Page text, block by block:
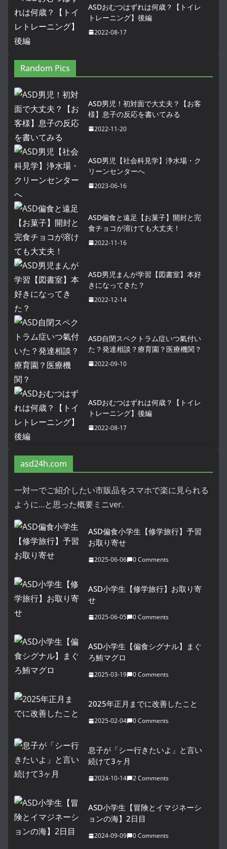
ASDおむつはずれは何歳？【トイレ
トレーニング】後編
2022-08-17
Random Pics
ASD男児！初対面で大丈夫？【お客
様】息子の反応を書いてみる
2022-11-20
ASD男児【社会科見学】浄水場・ク
リーンセンターへ
2023-06-16
ASD偏食と遠足【お菓子】開封と完
食チョコが溶けても大丈夫！
2022-11-16
ASD男児まんが学習【図書室】本好
きになってきた？
2022-12-14
ASD自閉スペクトラム症いつ氣付い
た？発達相談？療育園？医療機関？
2022-09-10
ASDおむつはずれは何歳？【トイレ
トレーニング】後編
2022-08-17
asd24h.com
一対一でご紹介したい市販品をスマホで楽に見られる
ように…と思った概要ミニver.
ASD偏食小学生【修学旅行】予習
お取り寄せ
2025-06-06 0 Comments
ASD小学生【修学旅行】お取り寄
せ
2025-06-05 0 Comments
ASD小学生【偏食シグナル】まぐ
ろ鮪マグロ
2025-03-19 0 Comments
2025年正月までに改善したこと
2025-02-04 0 Comments
息子が「シー行きたいよ」と言い
続けて3ヶ月
2024-10-14 2 Comments
ASD小学生【冒険とイマジネーシ
ョンの海】2日目
2024-09-09 0 Comments